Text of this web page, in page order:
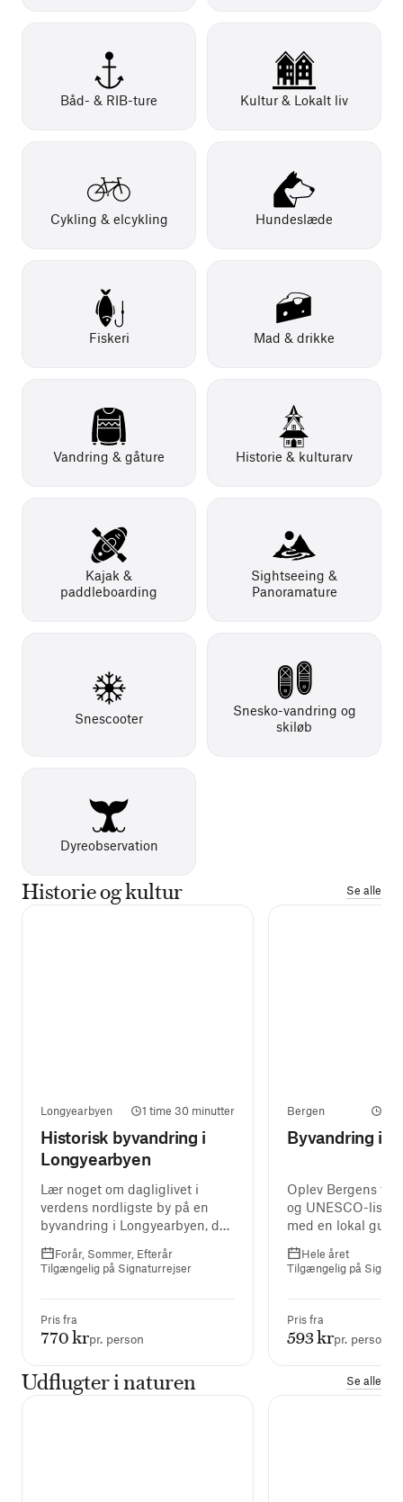
Båd- & RIB-ture Kultur & Lokalt liv
Cykling & elcykling Hundeslæde
Fiskeri Mad & drikke
Vandring & gåture Historie & kulturarv
Kajak &
paddleboarding
Sightseeing &
Panoramature
Snescooter
Snesko-vandring og
skiløb
Dyreobservation
Historie og kultur Se alle
Longyearbyen 1 time 30 minutter
Historisk byvandring i
Longyearbyen
Lær noget om dagliglivet i
verdens nordligste by på en
byvandring i Longyearbyen, der
Forår, Sommer, Efterår
Tilgængelig på Signaturrejser
Pris fra
770 krpr. person
Bergen
Byvandring i
Oplev Bergens
og UNESCO-
med en lokal
Hele året
Tilgængelig på
Pris fra
593 krpr. person
Udflugter i naturen Se alle